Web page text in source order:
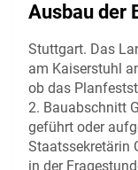
Ausbau der
Stuttgart. Das
am Kaiserstuhl
ob das
2. Bauabschnitt
geführt oder
Staatssekretärin
in der